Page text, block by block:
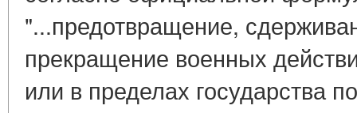
"...предотвращение,
прекращение военных
или в пределах государства